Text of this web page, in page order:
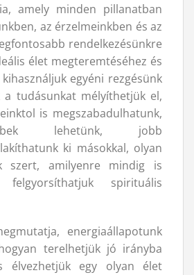
amely minden pillanatban
az érzelmeinkben és az
rendelkezésünkre
élet megteremtéséhez és
egyéni rezgésünk
a tudásunkat mélyíthetjük el,
is megszabadulhatunk,
lehetünk, jobb
ki másokkal, olyan
szert, amilyenre mindig is
spirituális
energiaállapotunk
terelhetjük jó irányba
élvezhetjük egy olyan élet